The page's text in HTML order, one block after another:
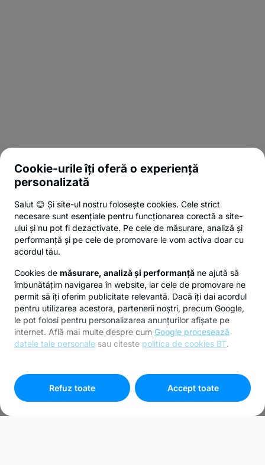
Cookie-urile îți oferă o experiență
personalizată
Salut 😊 Și site-ul nostru folosește cookies. Cele strict
necesare sunt esențiale pentru funcționarea corectă a site-
ului și nu pot fi dezactivate. Pe cele de măsurare, analiză și
performanță și pe cele de promovare le vom activa doar cu
acordul tău.
Cookies de măsurare, analiză și performanță ne ajută să
îmbunătățim navigarea în website, iar cele de promovare ne
permit să îți oferim publicitate relevantă. Dacă îți dai acordul
pentru utilizarea acestora, partenerii noștri, precum Google,
le pot folosi pentru personalizarea anunțurilor afișate pe
internet. Află mai multe despre cum Google procesează
datele tale personale sau citeste politica de cookies BT.
cookies"
Refuz toate
Accept toate